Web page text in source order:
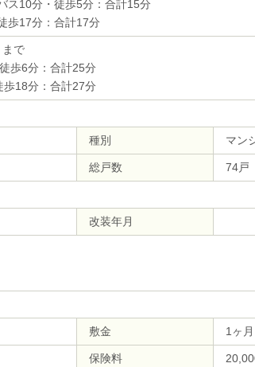
ス10分・徒歩5分：合計15分
歩17分：合計17分
まで
歩6分：合計25分
歩18分：合計27分
種別 マン
総戸数 74戸
改装年月
敷金 1ヶ月
保険料